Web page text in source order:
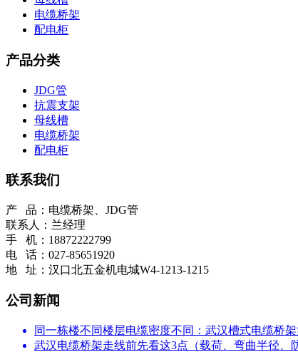
电缆桥架
配电柜
产品分类
JDG管
抗震支架
母线槽
电缆桥架
配电柜
联系我们
产 品：电缆桥架、JDG管
联系人：兰经理
手 机：18872222799
电 话：027-85651920
地 址：汉口北五金机电城W4-1213-1215
公司新闻
同一栋楼不同楼层电缆密度不同：武汉槽式电缆桥
武汉电缆桥架走线前先看这3点（载荷、弯曲半径、